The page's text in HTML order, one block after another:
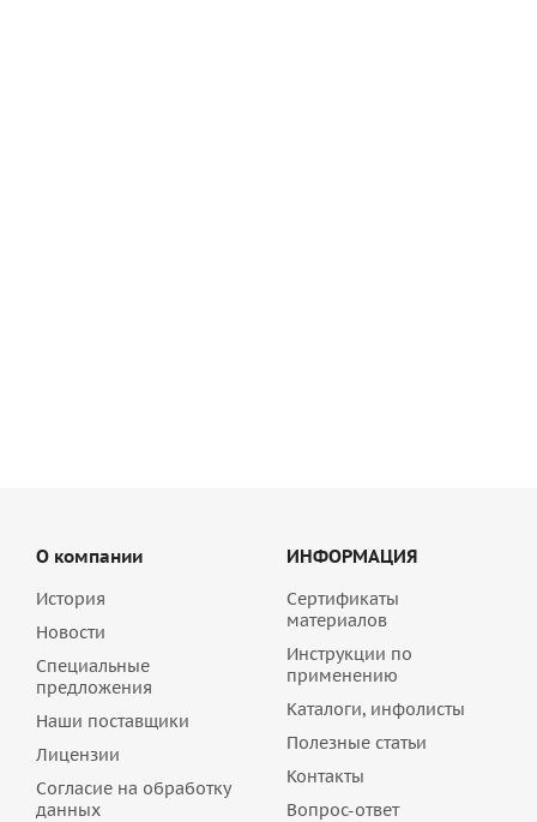
О компании
История
Новости
Специальные
предложения
Наши поставщики
Лицензии
Согласие на обработку
данных
ИНФОРМАЦИЯ
Сертификаты
материалов
Инструкции по
применению
Каталоги, инфолисты
Полезные статьи
Контакты
Вопрос-ответ